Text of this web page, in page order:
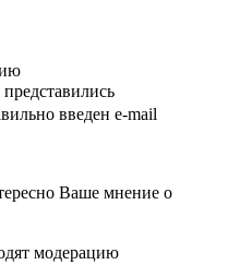
введен e-mail
Ваше мнение о
модерацию